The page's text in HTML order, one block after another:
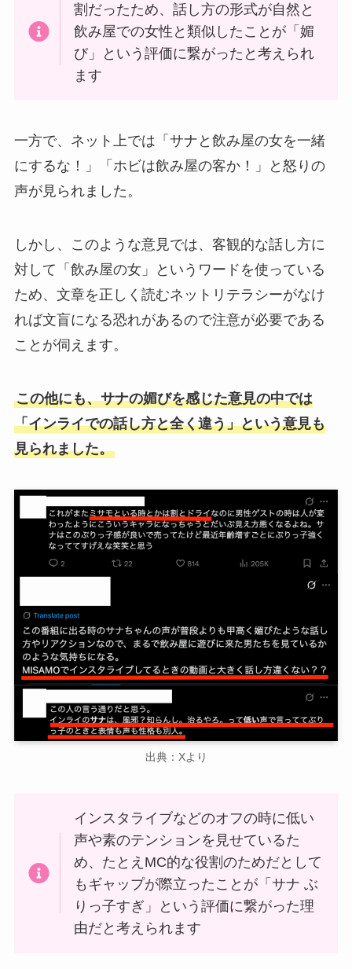
割だったため、話し方の形式が自然と
飲み屋での女性と類似したことが「媚
び」という評価に繋がったと考えられ
ます
一方で、ネット上では「サナと飲み屋の女を一緒
にするな！」「ホビは飲み屋の客か！」と怒りの
声が見られました。
しかし、このような意見では、客観的な話し方に
対して「飲み屋の女」というワードを使っている
ため、文章を正しく読むネットリテラシーがなけ
れば文盲になる恐れがあるので注意が必要である
ことが伺えます。
この他にも、サナの媚びを感じた意見の中では
「インライでの話し方と全く違う」という意見も
見られました。
出典：Xより
インスタライブなどのオフの時に低い
声や素のテンションを見せているた
め、たとえMC的な役割のためだとして
もギャップが際立ったことが「サナ ぶ
りっ子すぎ」という評価に繋がった理
由だと考えられます